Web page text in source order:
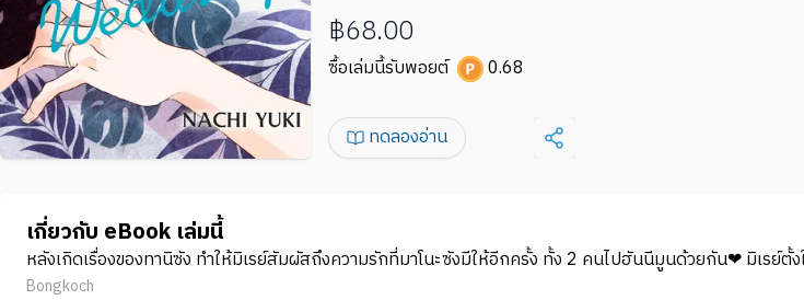
฿68.00
ซื้อเล่มนี้รับพอยต์ 0.68
ทดลองอ่าน
เกี่ยวกับ eBook เล่มนี้
หลังเกิดเรื่องของทานิซัง ทำให้มิเรย์สัมผัสถึงความรักที่มาโนะซังมีให้อีกครั้ง ทั้ง 2 คนไปฮันนีมูนด้วยกัน❤ มิเรย์ตั้ง
Bongkoch